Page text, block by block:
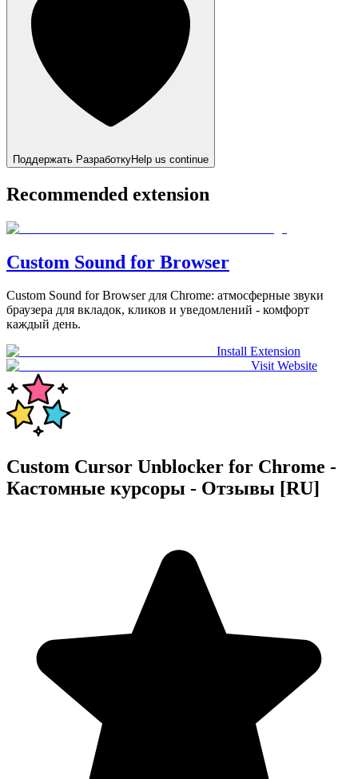
Поддержать РазработкуHelp us continue
Recommended extension
Custom Sound for Browser
Custom Sound for Browser для Chrome: атмосферные звуки
браузера для вкладок, кликов и уведомлений - комфорт
каждый день.
Install Extension
Visit Website
Custom Cursor Unblocker for Chrome -
Кастомные курсоры - Отзывы [RU]